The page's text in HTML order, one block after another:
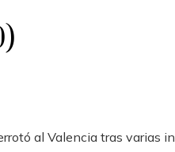
al Valencia tras varias